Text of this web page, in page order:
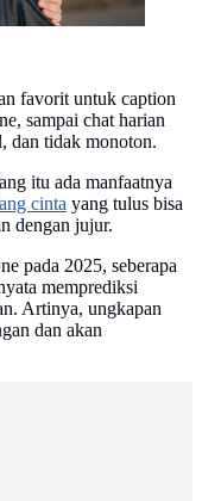
favorit untuk caption
sampai chat harian
dan tidak monoton.
itu ada manfaatnya
cinta yang tulus bisa
dengan jujur.
pada 2025, seberapa
memprediksi
Artinya, ungkapan
dan akan